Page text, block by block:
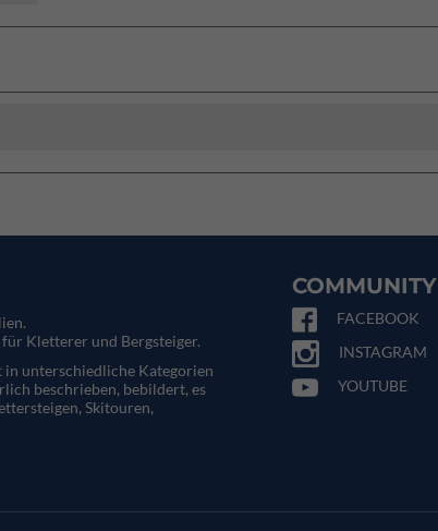
Kletterer und Bergsteiger.
in unterschiedliche Kategorien
beschrieben, bebildert, es
Skitouren,
COMMUNITY
FACEBOOK
INSTAGRAM
YOUTUBE